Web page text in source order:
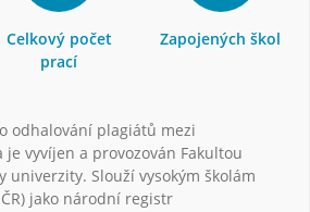
Celkový počet
prací
Zapojených škol
odhalování plagiátů mezi
vyvíjen a provozován Fakultou
univerzity. Slouží vysokým školám
jako národní registr